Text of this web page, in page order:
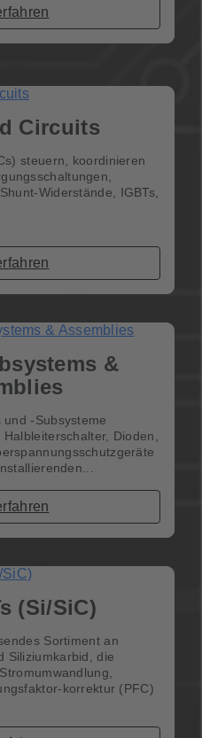
Circuits
steuern, koordinieren
Widerstände, IGBTs,
&
-Subsysteme
Dioden,
(Si/SiC)
Sortiment an
Siliziumkarbid, die
korrektur (PFC)